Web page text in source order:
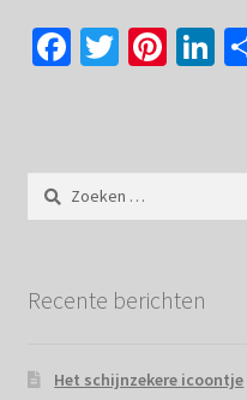
Fa
o
o
T
er
Pi
es
Li
dI
Zoeken
naar:
Recente berichten
Het schijnzekere icoontje